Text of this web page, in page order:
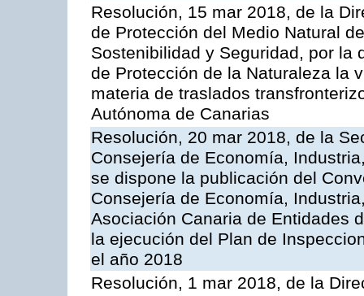
Resolución, 15 mar 2018, de la
de Protección del Medio Natural
Sostenibilidad y Seguridad, por la
de Protección de la Naturaleza la
materia de traslados
Autónoma de Canarias
Resolución, 20 mar 2018, de la
Consejería de Economía,
se dispone la publicación del
Consejería de Economía,
Asociación Canaria de Entidades
la ejecución del Plan de
el año 2018
Resolución, 1 mar 2018, de la